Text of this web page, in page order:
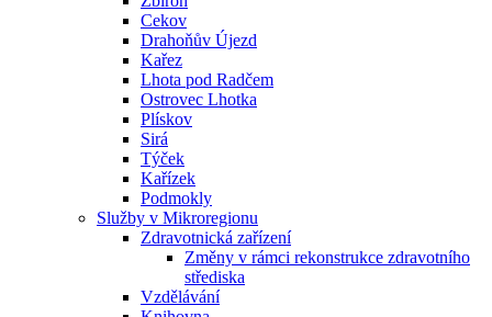
Cekov
Drahoňův Újezd
Kařez
Lhota pod Radčem
Ostrovec Lhotka
Plískov
Sirá
Týček
Kařízek
Podmokly
Služby v Mikroregionu
Zdravotnická zařízení
Změny v rámci rekonstrukce zdravotního
střediska
Vzdělávání